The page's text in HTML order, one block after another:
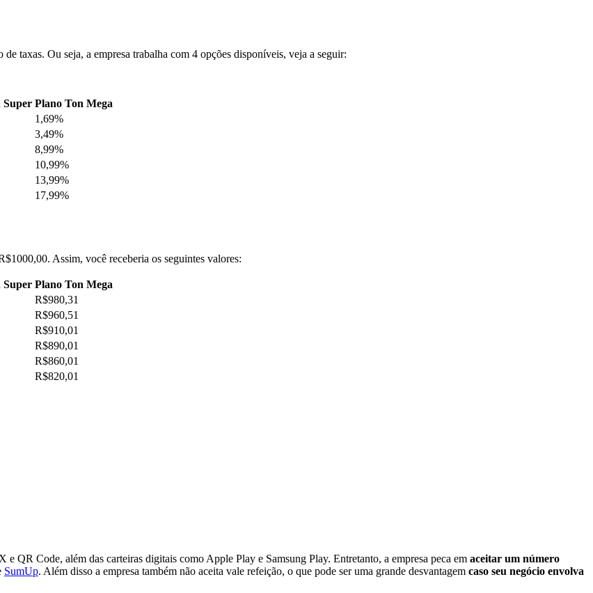
taxas. Ou seja, a empresa trabalha com 4 opções disponíveis, veja a seguir:
Super Plano Ton Mega
1,69%
3,49%
8,99%
10,99%
13,99%
17,99%
Assim, você receberia os seguintes valores:
Super Plano Ton Mega
R$980,31
R$960,51
R$910,01
R$890,01
R$860,01
R$820,01
QR Code, além das carteiras digitais como Apple Play e Samsung Play. Entretanto, a empresa peca em aceitar um número
SumUp. Além disso a empresa também não aceita vale refeição, o que pode ser uma grande desvantagem caso seu negócio envolva